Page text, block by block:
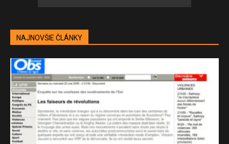
NAJNOVŠIE ČLÁNKY